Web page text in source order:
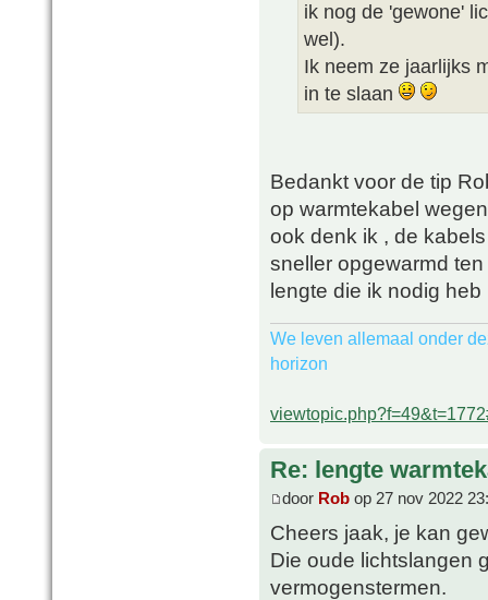
ik nog de 'gewone'
wel).
Ik neem ze jaarlijks
in te slaan
Bedankt voor de tip
op warmtekabel
ook denk ik , de
sneller opgewarmd
lengte die ik nodig
We leven allemaal onder
horizon
Re: lengte
door Rob op 27 nov 2022
Cheers jaak, je kan
Die oude lichtslangen
vermogenstermen.